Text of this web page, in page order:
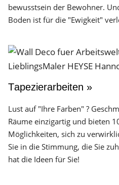
bewusstsein der Bewohner.
Boden ist für die "Ewigkeit"
Tapezierarbeiten »
Lust auf "Ihre Farben" ?
Räume einzigartig und bieten
Möglichkeiten, sich zu
Sie in die Stimmung, die Sie
hat die Ideen für Sie!